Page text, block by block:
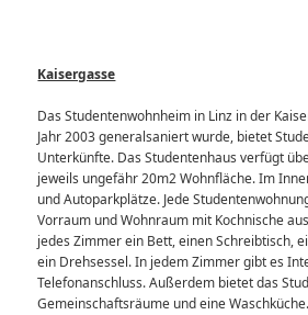
Kaisergasse
Das Studentenwohnheim in Linz in der
Jahr 2003 generalsaniert wurde, bietet
Unterkünfte. Das Studentenhaus verfügt
jeweils ungefähr 20m2 Wohnfläche. Im
und Autoparkplätze. Jede
Vorraum und Wohnraum mit Kochnische
jedes Zimmer ein Bett, einen Schreibtisch,
ein Drehsessel. In jedem Zimmer gibt es
Telefonanschluss. Außerdem bietet das
Gemeinschaftsräume und eine Waschküche.